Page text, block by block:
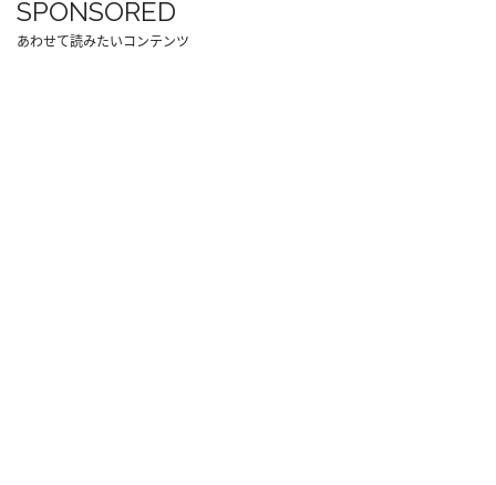
SPONSORED
あわせて読みたいコンテンツ